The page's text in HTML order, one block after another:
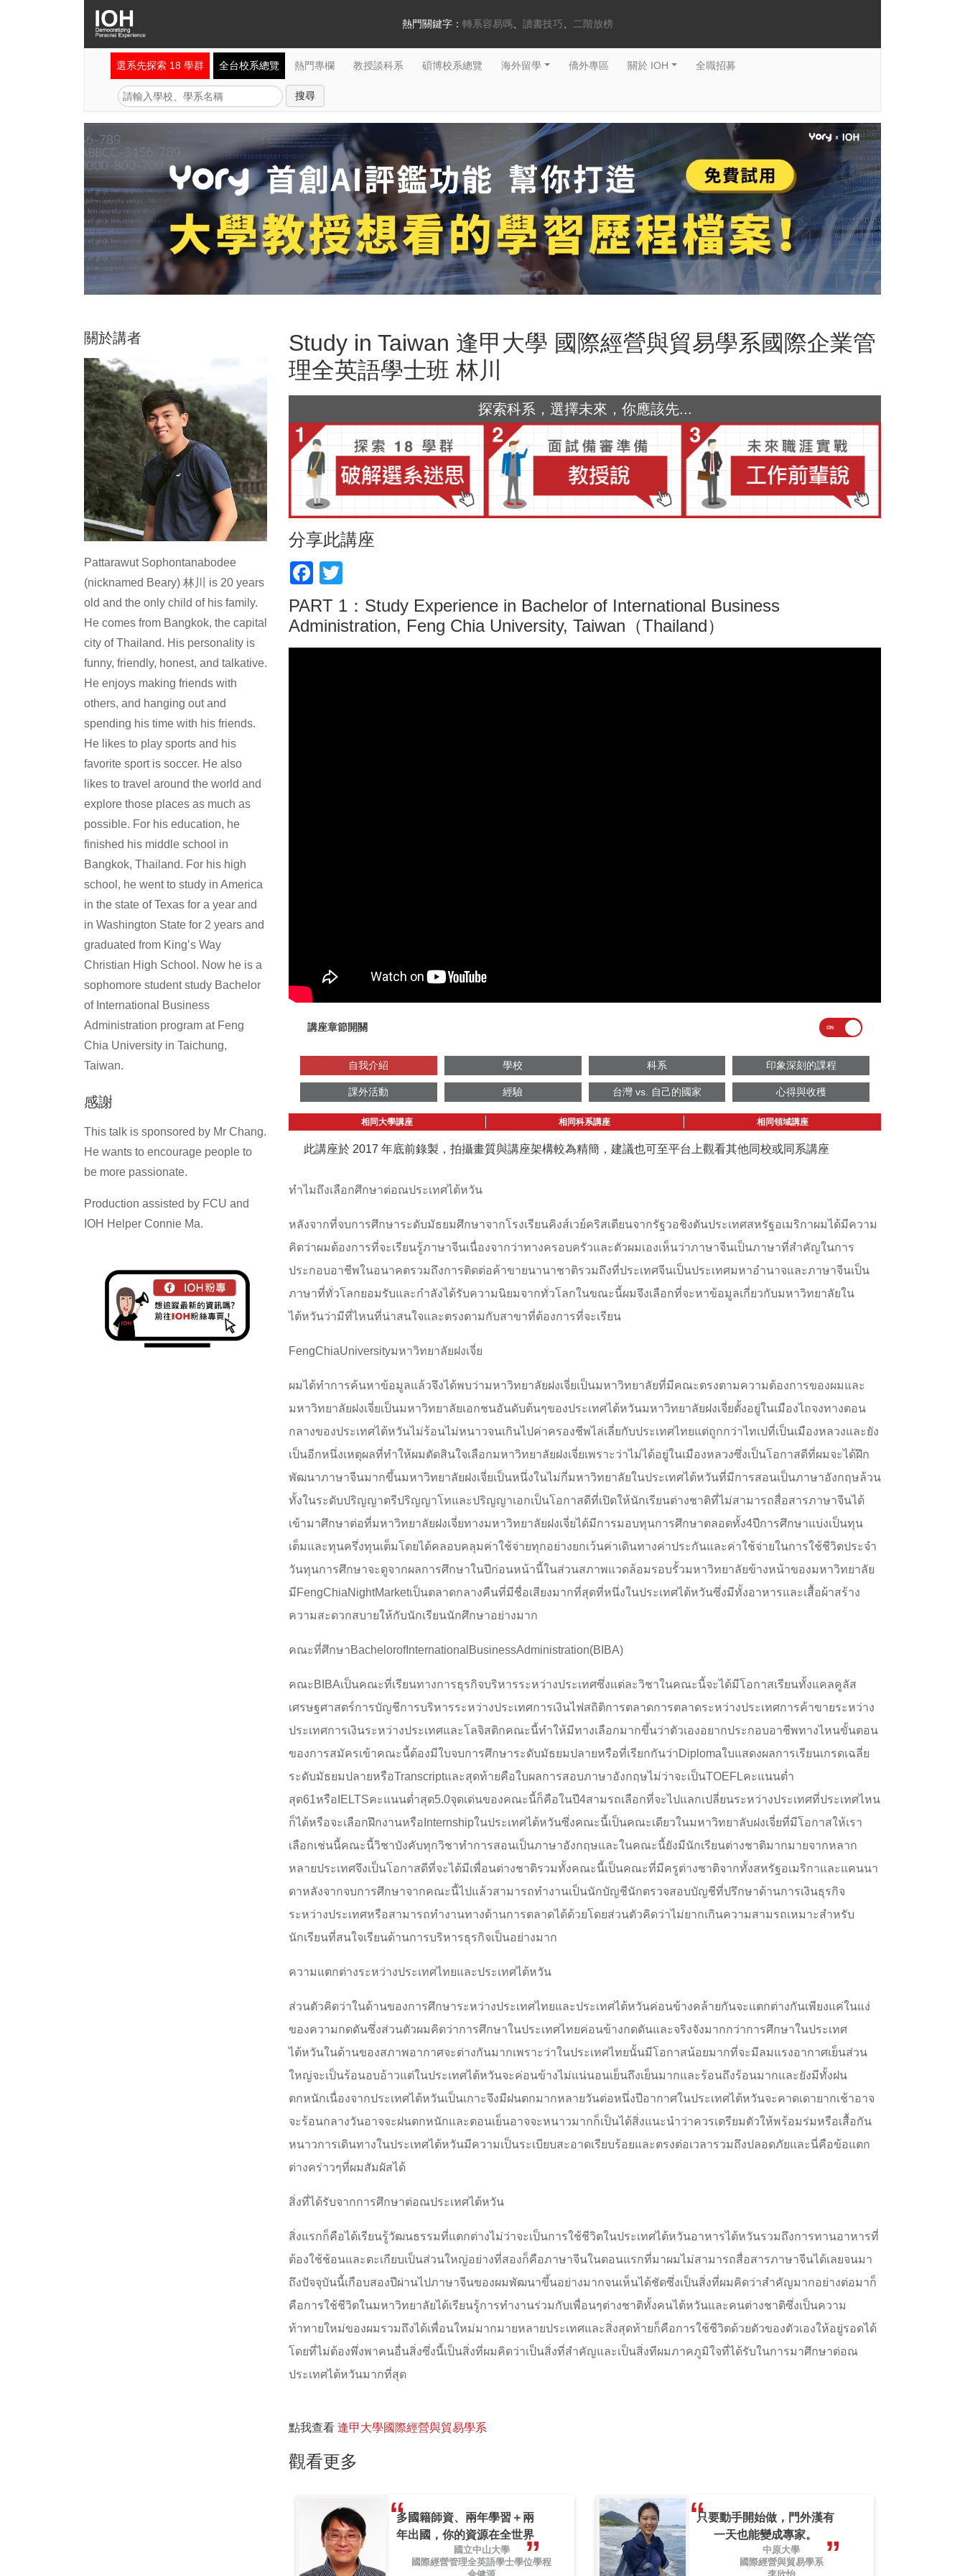
熱門關鍵字： 轉系容易嗎 讀書技巧 二階放榜
選系先探索 18 學群 全台校系總覽 熱門專欄 教授談科系 碩博校系總覽 海外留學 僑外專區 關於 IOH 全職招募
關於講者
Pattarawut Sophontanabodee
(nicknamed Beary) 林川 is 20 years
old and the only child of his family.
He comes from Bangkok, the capital
city of Thailand. His personality is
funny, friendly, honest, and talkative.
He enjoys making friends with
others, and hanging out and
spending his time with his friends.
He likes to play sports and his
favorite sport is soccer. He also
likes to travel around the world and
explore those places as much as
possible. For his education, he
finished his middle school in
Bangkok, Thailand. For his high
school, he went to study in America
in the state of Texas for a year and
in Washington State for 2 years and
graduated from King’s Way
Christian High School. Now he is a
sophomore student study Bachelor
of International Business
Administration program at Feng
Chia University in Taichung,
Taiwan.
感謝
This talk is sponsored by Mr Chang.
He wants to encourage people to
be more passionate.
Production assisted by FCU and
IOH Helper Connie Ma.
Study in Taiwan 逢甲大學 國際經營與貿易學系國際企業管
理全英語學士班 林川
探索科系，選擇未來，你應該先...
分享此講座
Facebook
PART 1：Study Experience in Bachelor of International Business
Administration, Feng Chia University, Taiwan（Thailand）
講座章節開關
自我介紹 學校 科系 印象深刻的課程
課外活動 經驗 台灣 vs. 自己的國家 心得與收穫
相同大學講座 相同科系講座 相同領域講座
此講座於 2017 年底前錄製，拍攝畫質與講座架構較為精簡，建議也可至平台上觀看其他同校或同系講座
ทำไมถึงเลือกศึกษาต่อณประเทศไต้หวัน
หลังจากที่จบการศึกษาระดับมัธยมศึกษาจากโรงเรียนคิงส์เวย์คริสเตียนจากรัฐวอชิงตันประเทศสหรัฐอเมริกาผมได้มีความ
คิดว่าผมต้องการที่จะเรียนรู้ภาษาจีนเนื่องจากว่าทางครอบครัวและตัวผมเองเห็นว่าภาษาจีนเป็นภาษาที่สำคัญในการ
ประกอบอาชีพในอนาคตรวมถึงการติดต่อค้าขายนานาชาติรวมถึงที่ประเทศจีนเป็นประเทศมหาอำนาจและภาษาจีนเป็น
ภาษาที่ทั่วโลกยอมรับและกำลังได้รับความนิยมจากทั่วโลกในขณะนี้ผมจึงเลือกที่จะหาข้อมูลเกี่ยวกับมหาวิทยาลัยใน
ไต้หวันว่ามีที่ไหนที่น่าสนใจและตรงตามกับสาขาที่ต้องการที่จะเรียน
FengChiaUniversityมหาวิทยาลัยฝงเจี่ย
ผมได้ทำการค้นหาข้อมูลแล้วจึงได้พบว่ามหาวิทยาลัยฝงเจี่ยเป็นมหาวิทยาลัยที่มีคณะตรงตามความต้องการของผมและ
มหาวิทยาลัยฝงเจี่ยเป็นมหาวิทยาลัยเอกชนอันดับต้นๆของประเทศไต้หวันมหาวิทยาลัยฝงเจี่ยตั้งอยู่ในเมืองไถจงทางตอน
กลางของประเทศไต้หวันไม่ร้อนไม่หนาวจนเกินไปค่าครองชีพไล่เลี่ยกับประเทศไทยแต่ถูกกว่าไทเปที่เป็นเมืองหลวงและยัง
เป็นอีกหนึ่งเหตุผลที่ทำให้ผมตัดสินใจเลือกมหาวิทยาลัยฝงเจี่ยเพราะว่าไม่ได้อยู่ในเมืองหลวงซึ่งเป็นโอกาสดีที่ผมจะได้ฝึก
พัฒนาภาษาจีนมากขึ้นมหาวิทยาลัยฝงเจี่ยเป็นหนึ่งในไม่กี่มหาวิทยาลัยในประเทศไต้หวันที่มีการสอนเป็นภาษาอังกฤษล้วน
ทั้งในระดับปริญญาตรีปริญญาโทและปริญญาเอกเป็นโอกาสดีที่เปิดให้นักเรียนต่างชาติที่ไม่สามารถสื่อสารภาษาจีนได้
เข้ามาศึกษาต่อที่มหาวิทยาลัยฝงเจี่ยทางมหาวิทยาลัยฝงเจี่ยได้มีการมอบทุนการศึกษาตลอดทั้ง4ปีการศึกษาแบ่งเป็นทุน
เต็มและทุนครึ่งทุนเต็มโดยได้คลอบคลุมค่าใช้จ่ายทุกอย่างยกเว้นค่าเดินทางค่าประกันและค่าใช้จ่ายในการใช้ชีวิตประจำ
วันทุนการศึกษาจะดูจากผลการศึกษาในปีก่อนหน้านี้ในส่วนสภาพแวดล้อมรอบรั้วมหาวิทยาลัยข้างหน้าของมหาวิทยาลัย
มีFengChiaNightMarketเป็นตลาดกลางคืนที่มีชื่อเสียงมากที่สุดที่หนึ่งในประเทศไต้หวันซึ่งมีทั้งอาหารและเสื้อผ้าสร้าง
ความสะดวกสบายให้กับนักเรียนนักศึกษาอย่างมาก
คณะที่ศึกษาBachelorofInternationalBusinessAdministration(BIBA)
คณะBIBAเป็นคณะที่เรียนทางการธุรกิจบริหารระหว่างประเทศซึ่งแต่ละวิชาในคณะนี้จะได้มีโอกาสเรียนทั้งแคลคูลัส
เศรษฐศาสตร์การบัญชีการบริหารระหว่างประเทศการเงินไฟสถิติการตลาดการตลาดระหว่างประเทศการค้าขายระหว่าง
ประเทศการเงินระหว่างประเทศและโลจิสติกคณะนี้ทำให้มีทางเลือกมากขึ้นว่าตัวเองอยากประกอบอาชีพทางไหนขั้นตอน
ของการสมัครเข้าคณะนี้ต้องมีใบจบการศึกษาระดับมัธยมปลายหรือที่เรียกกันว่าDiplomaใบแสดงผลการเรียนเกรดเฉลี่ย
ระดับมัธยมปลายหรือTranscriptและสุดท้ายคือใบผลการสอบภาษาอังกฤษไม่ว่าจะเป็นTOEFLคะแนนต่ำ
สุด61หรือIELTSคะแนนต่ำสุด5.0จุดเด่นของคณะนี้ก็คือในปี4สามรถเลือกที่จะไปแลกเปลี่ยนระหว่างประเทศที่ประเทศไหน
ก็ได้หรือจะเลือกฝึกงานหรือInternshipในประเทศไต้หวันซึ่งคณะนี้เป็นคณะเดียวในมหาวิทยาลับฝงเจี่ยที่มีโอกาสให้เรา
เลือกเช่นนี้คณะนี้วิชาบังคับทุกวิชาทำการสอนเป็นภาษาอังกฤษและในคณะนี้ยังมีนักเรียนต่างชาติมากมายจากหลาก
หลายประเทศจึงเป็นโอกาสดีที่จะได้มีเพื่อนต่างชาติรวมทั้งคณะนี้เป็นคณะที่มีครูต่างชาติจากทั้งสหรัฐอเมริกาและแคนนา
ดาหลังจากจบการศึกษาจากคณะนี้ไปแล้วสามารถทำงานเป็นนักบัญชีนักตรวจสอบบัญชีที่ปรึกษาด้านการเงินธุรกิจ
ระหว่างประเทศหรือสามารถทำงานทางด้านการตลาดได้ด้วยโดยส่วนตัวคิดว่าไม่ยากเกินความสามรถเหมาะสำหรับ
นักเรียนที่สนใจเรียนด้านการบริหารธุรกิจเป็นอย่างมาก
ความแตกต่างระหว่างประเทศไทยและประเทศไต้หวัน
ส่วนตัวคิดว่าในด้านของการศึกษาระหว่างประเทศไทยและประเทศไต้หวันค่อนข้างคล้ายกันจะแตกต่างกันเพียงแค่ในแง่
ของความกดดันซึ่งส่วนตัวผมคิดว่าการศึกษาในประเทศไทยค่อนข้างกดดันและจริงจังมากกว่าการศึกษาในประเทศ
ไต้หวันในด้านของสภาพอากาศจะต่างกันมากเพราะว่าในประเทศไทยนั้นมีโอกาสน้อยมากที่จะมีลมแรงอากาศเย็นส่วน
ใหญ่จะเป็นร้อนอบอ้าวแต่ในประเทศไต้หวันจะค่อนข้างไม่แน่นอนเย็นถึงเย็นมากและร้อนถึงร้อนมากและยังมีทั้งฝน
ตกหนักเนื่องจากประเทศไต้หวันเป็นเกาะจึงมีฝนตกมากหลายวันต่อหนึ่งปีอากาศในประเทศไต้หวันจะคาดเดายากเช้าอาจ
จะร้อนกลางวันอาจจะฝนตกหนักและตอนเย็นอาจจะหนาวมากก็เป็นได้สิ่งแนะนำว่าควรเตรียมตัวให้พร้อมร่มหรือเสื้อกัน
หนาวการเดินทางในประเทศไต้หวันมีความเป็นระเบียบสะอาดเรียบร้อยและตรงต่อเวลารวมถึงปลอดภัยและนี่คือข้อแตก
ต่างคร่าวๆที่ผมสัมผัสได้
สิ่งที่ได้รับจากการศึกษาต่อณประเทศไต้หวัน
สิ่งแรกก็คือได้เรียนรู้วัฒนธรรมที่แตกต่างไม่ว่าจะเป็นการใช้ชีวิตในประเทศไต้หวันอาหารไต้หวันรวมถึงการทานอาหารที่
ต้องใช้ช้อนและตะเกียบเป็นส่วนใหญ่อย่างที่สองก็คือภาษาจีนในตอนแรกที่มาผมไม่สามารถสื่อสารภาษาจีนได้เลยจนมา
ถึงปัจจุบันนี้เกือบสองปีผ่านไปภาษาจีนของผมพัฒนาขึ้นอย่างมากจนเห็นได้ชัดซึ่งเป็นสิ่งที่ผมคิดว่าสำคัญมากอย่างต่อมาก็
คือการใช้ชีวิตในมหาวิทยาลัยได้เรียนรู้การทำงานร่วมกับเพื่อนๆต่างชาติทั้งคนไต้หวันและคนต่างชาติซึ่งเป็นความ
ท้าทายใหม่ของผมรวมถึงได้เพื่อนใหม่มากมายหลายประเทศและสิ่งสุดท้ายก็คือการใช้ชีวิตด้วยตัวของตัวเองให้อยู่รอดได้
โดยที่ไม่ต้องพึ่งพาคนอื่นสิ่งซึ่งนี้เป็นสิ่งที่ผมคิดว่าเป็นสิ่งที่สำคัญและเป็นสิ่งทีผมภาคภูมิใจที่ได้รับในการมาศึกษาต่อณ
ประเทศไต้หวันมากที่สุด
點我查看 逢甲大學國際經營與貿易學系
觀看更多
多國籍師資、兩年學習＋兩
年出國，你的資源在全世界
國立中山大學
國際經營管理全英語學士學位學程
只要動手開始做，門外漢有
一天也能變成專家。
中原大學
國際經營與貿易學系